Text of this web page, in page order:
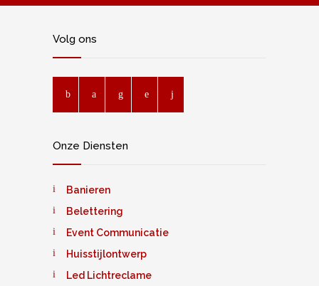
Volg ons
Onze Diensten
Banieren
Belettering
Event Communicatie
Huisstijlontwerp
Led Lichtreclame